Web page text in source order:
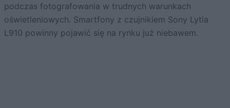
podczas fotografowania w trudnych warunkach
oświetleniowych. Smartfony z czujnikiem Sony Lytia
L910 powinny pojawić się na rynku już niebawem.